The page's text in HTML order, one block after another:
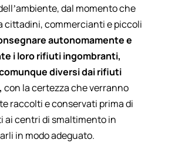
dal momento che
cittadini, commercianti e piccoli
autonomamente e
i loro rifiuti ingombranti,
diversi dai rifiuti
con la certezza che verranno
raccolti e conservati prima di
ai centri di smaltimento in
in modo adeguato.